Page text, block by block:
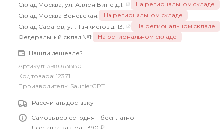
Склад Москва, ул. Аллея Витте д.1:
На региональном складе
Склад Москва Веневская:
На региональном складе
Склад Саратов, ул. Танкистов д. 13:
На региональном складе
Федеральный склад №1:
На региональном складе
Нашли дешевле?
Артикул: 398063880
Код товара: 12371
Производитель: SaunierGPT
Рассчитать доставку
Самовывоз сегодня - бесплатно
Доставка завтра - 390 ₽